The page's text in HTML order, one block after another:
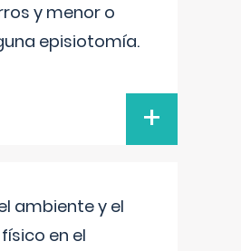
y menor o
episiotomía.
+
ambiente y el
en el